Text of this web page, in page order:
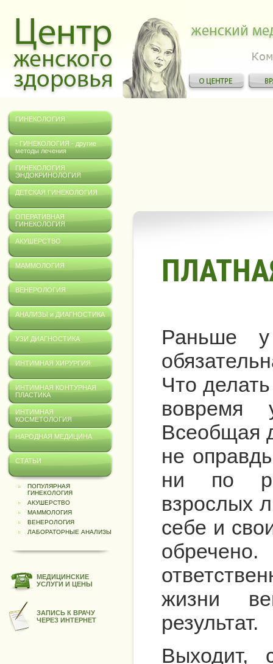
ГИНЕКОЛОГИЯ
- ГИНЕКОЛОГИЯ - другие
методы лечения
ГИНЕКОЛОГИЯ
ЭНДОКРИНОЛОГИЯ
ДЕТСКАЯ ГИНЕКОЛОГИЯ
ОПЕРАТИВНАЯ
ГИНЕКОЛОГИЯ
АКУШЕРСТВО
МАММОЛОГИЯ
ВЕНЕРОЛОГИЯ
АНАЛИЗЫ и ДИАГНОСТИКА
УЗИ ДИАГНОСТИКА
ИНТИМНАЯ ХИРУРГИЯ
ИНТИМНАЯ КОНТУРНАЯ
ПЛАСТИКА
ИНТИМНАЯ
КОСМЕТОЛОГИЯ
НАРОДНАЯ МЕДИЦИНА
СТАТЬИ
ПОПУЛЯРНАЯ
ГИНЕКОЛОГИЯ
АКУШЕРСТВО
МАММОЛОГИЯ
ВЕНЕРОЛОГИЯ
ЛАБОРАТОРНЫЕ АНАЛИЗЫ
МЕДИЦИНСКИЕ
УСЛУГИ И ЦЕНЫ
ЗАПИСЬ К ВРАЧУ
ЧЕРЕЗ ИНТЕРНЕТ
Раньше у
Что
вовремя
Всеобщая
не
ни по
взрослых
себе и
жизни
результат.
Выходит,